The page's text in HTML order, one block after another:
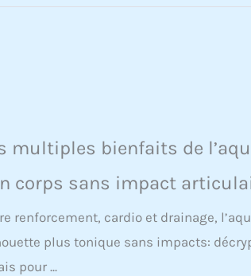
multiples bienfaits de
corps sans impact
renforcement, cardio et drainage,
plus tonique sans impacts:
pour ...